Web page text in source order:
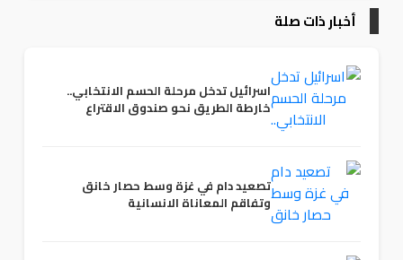
أخبار ذات صلة
اسرائيل تدخل مرحلة الحسم الانتخابي..
خارطة الطريق نحو صندوق الاقتراع
تصعيد دام في غزة وسط حصار خانق
وتفاقم المعاناة الانسانية